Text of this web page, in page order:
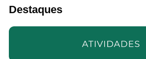
Destaques